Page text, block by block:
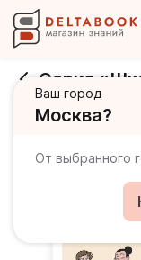
Ваш город
Москва?
От выбранного
Серия
Издательство